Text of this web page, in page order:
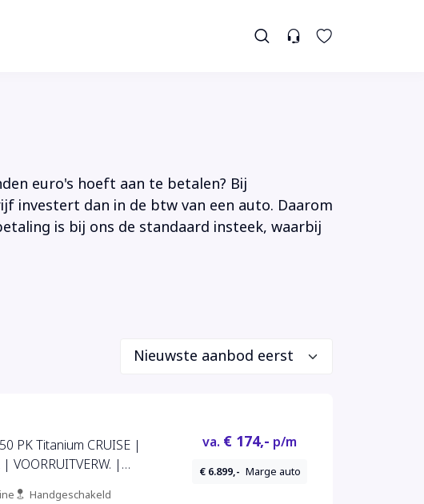
euro's hoeft aan te betalen? Bij
investert dan in de btw van een auto. Daarom
is bij ons de standaard insteek, waarbij
|
|
Handgeschakeld
va. € 174,- p/m
€ 6.899,- Marge auto